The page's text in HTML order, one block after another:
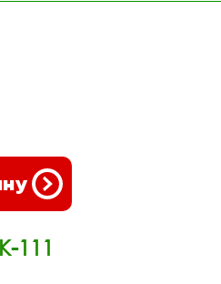
111